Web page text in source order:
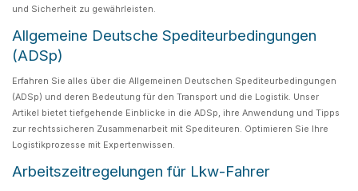
und Sicherheit zu gewährleisten.
Allgemeine Deutsche Spediteurbedingungen
(ADSp)
Erfahren Sie alles über die Allgemeinen Deutschen Spediteurbedingungen
(ADSp) und deren Bedeutung für den Transport und die Logistik. Unser
Artikel bietet tiefgehende Einblicke in die ADSp, ihre Anwendung und Tipps
zur rechtssicheren Zusammenarbeit mit Spediteuren. Optimieren Sie Ihre
Logistikprozesse mit Expertenwissen.
Arbeitszeitregelungen für Lkw-Fahrer